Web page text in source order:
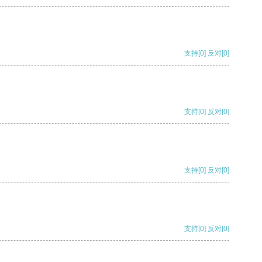
支持[0] 反对[0]
支持[0] 反对[0]
支持[0] 反对[0]
支持[0] 反对[0]